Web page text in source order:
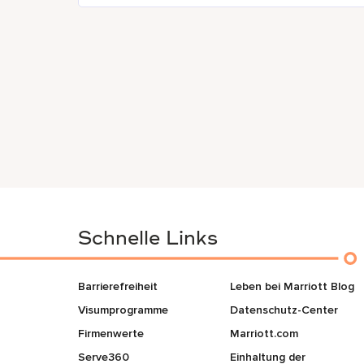
Schnelle Links
Barrierefreiheit
Visumprogramme
Firmenwerte
Serve360
Leben bei Marriott Blog
Datenschutz-Center
Marriott.com
Einhaltung der